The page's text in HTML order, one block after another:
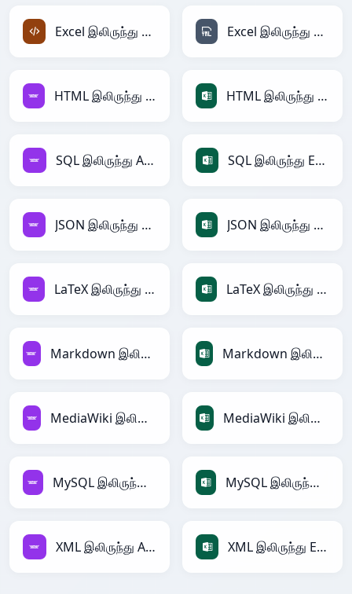
Excel இலிருந்து XML Excel இலிருந்து YAML
HTML இலிருந்து Avro HTML இலிருந்து Excel
SQL இலிருந்து Avro SQL இலிருந்து Excel
JSON இலிருந்து Avro JSON இலிருந்து Excel
LaTeX இலிருந்து Avro LaTeX இலிருந்து Excel
Markdown இலிருந்து Avro Markdown இலிருந்து Excel
MediaWiki இலிருந்து Avro MediaWiki இலிருந்து Excel
MySQL இலிருந்து Avro MySQL இலிருந்து Excel
XML இலிருந்து Avro XML இலிருந்து Excel